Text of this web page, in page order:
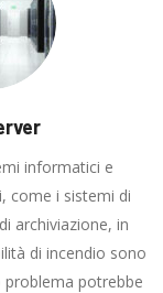
informatici e
come i sistemi di
archiviazione, in
di incendio sono
potrebbe